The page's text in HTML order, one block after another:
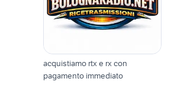
acquistiamo rtx e rx con
pagamento immediato